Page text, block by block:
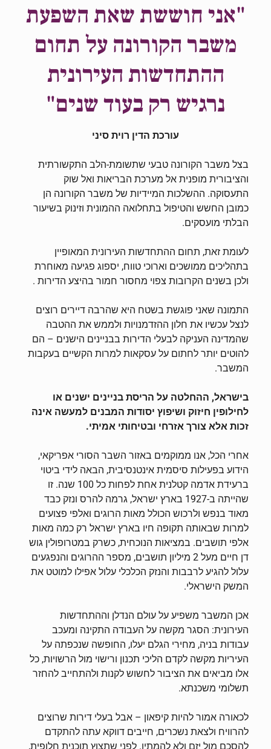
"אני חוששת שאת השפעת
משבר הקורונה על תחום
ההתחדשות העירונית
נרגיש רק בעוד שנים"
עורכת הדין רוית סיני
בצל משבר הקורונה טבעי שתשומת-הלב התקשורתית
והציבורית מופנית אל מערכת הבריאות ואל שוק
התעסוקה. ההשלכות המיידיות של משבר הקורונה הן
כמובן החשש והטיפול בתחלואה ההמונית וזינוק בשיעור
הבלתי מועסקים.
לעומת זאת, תחום ההתחדשות העירונית המאופיין
בתהליכים ממושכים וארוכי טווח, יספוג פגיעה מאוחרת
ולכן בשנים הקרובות צפוי מחסור חמור בהיצע הדירות .
התמונה שאני פוגשת בשטח היא שהרבה דיירים רוצים
לנצל עכשיו את חלון ההזדמנויות ולממש את ההטבה
שהמדינה העניקה לבעלי הדירות בבניינים הישנים – הם
להוטים יותר לחתום על עסקאות למרות הקשיים בעקבות
המשבר.
בישראל, ההחלטה על הריסת בניינים ישנים או
לחילופין חיזוק ושיפוץ יסודות המבנים למעשה אינה
זכות אלא צורך אזרחי ובטיחותי אמיתי.
אחרי הכל, אנו ממוקמים באזור השבר הסורי אפריקאי,
הידוע בפעילות סיסמית אינטנסיבית, הבאה לידי ביטוי
ברעידת אדמה קטלנית אחת לפחות כל 100 שנה. זו
שהייתה ב-1927 בארץ ישראל, גרמה להרס ונזק כבד
מאוד בנפש ולרכוש הכולל מאות הרוגים ואלפי פצועים
למרות שבאותה תקופה חיו בארץ ישראל רק כמה מאות
אלפי תושבים. במציאות הנוכחית, כשרק במטרופולין גוש
דן חיים מעל 2 מיליון תושבים, מספר ההרוגים והנפגעים
עלול להגיע לרבבות והנזק הכלכלי עלול אפילו למוטט את
המשק הישראלי.
אכן המשבר משפיע על עולם הנדלן וההתחדשות
העירונית: הסגר מקשה על העבודה התקינה ומעכב
עבודות בניה, מחירי הגלם יעלו, החופשה שנכפתה על
העיריות מקשה לקדם הליכי תכנון ורישוי מול הרשויות, כל
אלו מביאים את הציבור לחשוש לקנות ולהתחייב להחזר
תשלומי משכנתא.
לכאורה אמור להיות קיפאון – אבל בעלי דירות שרוצים
להרוויח ולצאת נשכרים, חייבים דווקא עתה להתקדם
להסכם מול יזם ולא להמתין. לפני שתצוץ תוכנית חלופית,